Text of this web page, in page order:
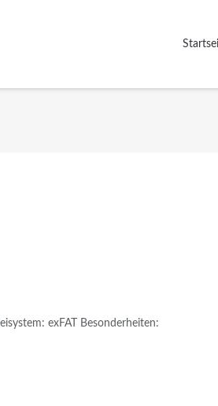
exFAT Besonderheiten: